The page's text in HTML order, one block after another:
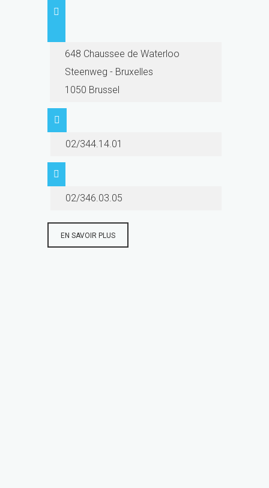
648 Chaussee de Waterloo
Steenweg - Bruxelles
1050 Brussel
02/344.14.01
02/346.03.05
EN SAVOIR PLUS